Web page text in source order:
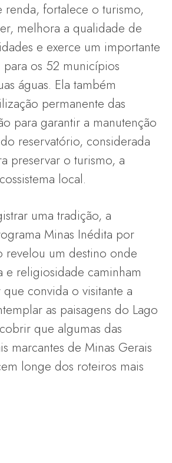
fortalece o turismo,
melhora a qualidade de
e exerce um importante
os 52 municípios
águas. Ela também
permanente das
para garantir a manutenção
reservatório, considerada
preservar o turismo, a
local.
uma tradição, a
Minas Inédita por
revelou um destino onde
e religiosidade caminham
convida o visitante a
as paisagens do Lago
que algumas das
marcantes de Minas Gerais
longe dos roteiros mais